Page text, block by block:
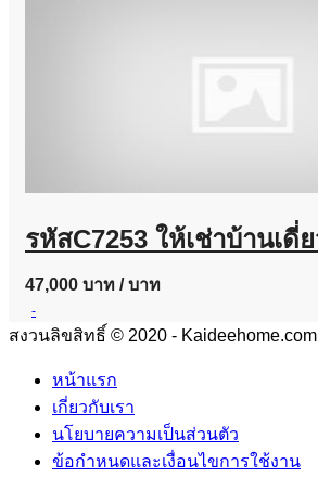
47,000 บาท / บาท
-
สงวนลิขสิทธิ์ © 2020 - Kaideehome.com
หน้าแรก
เกี่ยวกับเรา
นโยบายความเป็นส่วนตัว
ข้อกำหนดและเงื่อนไขการใช้งาน